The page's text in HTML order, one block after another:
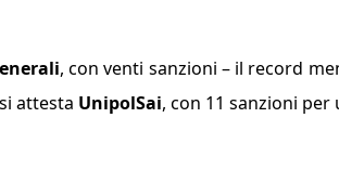
, con venti sanzioni – il record
attesta UnipolSai, con 11 sanzioni